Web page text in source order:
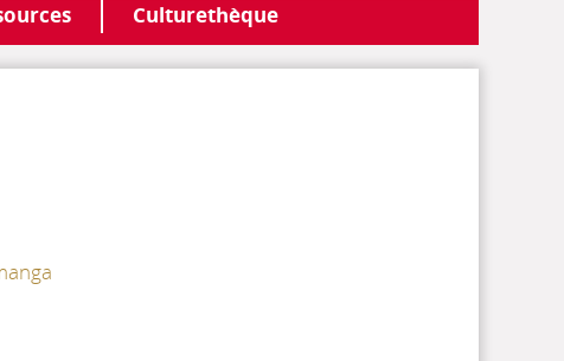
Culturethèque